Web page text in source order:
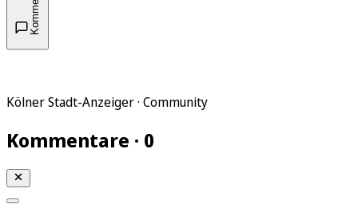
Kölner Stadt-Anzeiger · Community
Kommentare · 0